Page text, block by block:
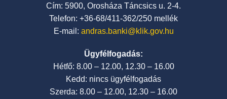
Cím: 5900, Orosháza Táncsics u. 2-4.
Telefon: +36-68/411-362/250 mellék
E-mail: andras.banki@klik.gov.hu
Ügyfélfogadás:
Hétfő: 8.00 – 12.00, 12.30 – 16.00
Kedd: nincs ügyfélfogadás
Szerda: 8.00 – 12.00, 12.30 – 16.00